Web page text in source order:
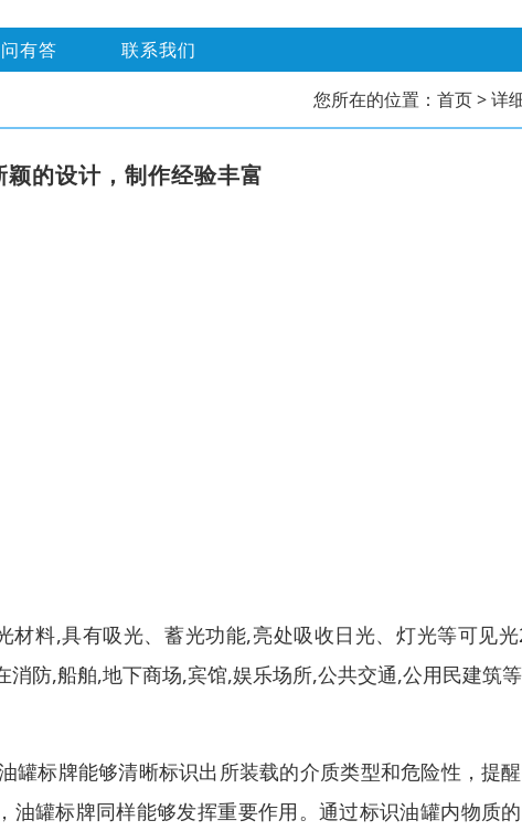
有答 联系我们
您所在的位置： 首页> 详
的设计，制作经验丰富
料,具有吸光、蓄光功能,亮处吸收日光、灯光等可见
防,船舶,地下商场,宾馆,娱乐场所,公共交通,公用民建筑
罐标牌能够清晰标识出所装载的介质类型和危险性，提
罐标牌同样能够发挥重要作用。通过标识油罐内物质